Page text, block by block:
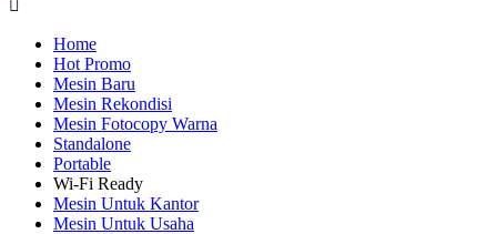
Home
Hot Promo
Mesin Baru
Mesin Rekondisi
Mesin Fotocopy Warna
Standalone
Portable
Wi-Fi Ready
Mesin Untuk Kantor
Mesin Untuk Usaha